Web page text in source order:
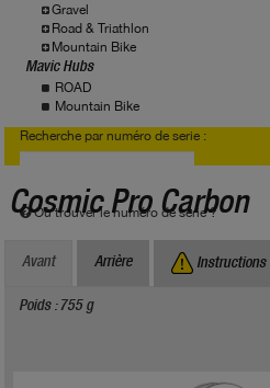
Gravel
Road & Triathlon
Mountain Bike
Mavic Hubs
ROAD
Mountain Bike
Recherche par numéro de serie :
Où trouver le numéro de série ?
Cosmic Pro Carbon
Avant Arrière Instructions
Poids : 755 g